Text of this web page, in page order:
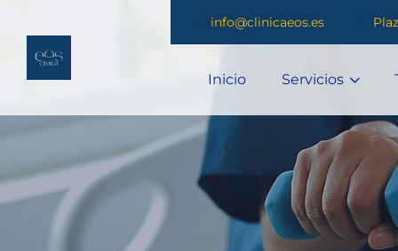
content
info@clinicaeos.es
Inicio Servicios